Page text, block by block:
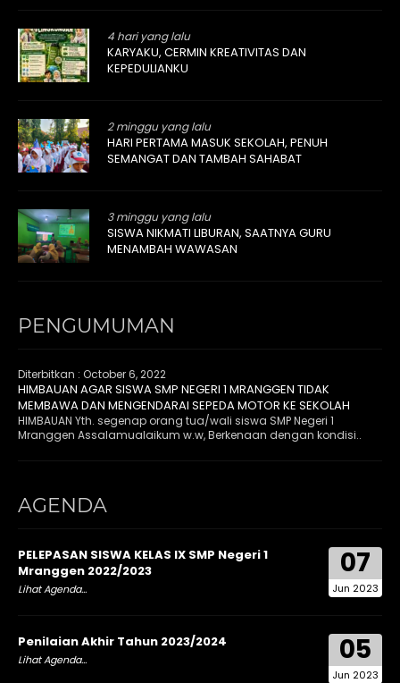
4 hari yang lalu
KARYAKU, CERMIN KREATIVITAS DAN
KEPEDULIANKU
2 minggu yang lalu
HARI PERTAMA MASUK SEKOLAH, PENUH
SEMANGAT DAN TAMBAH SAHABAT
3 minggu yang lalu
SISWA NIKMATI LIBURAN, SAATNYA GURU
MENAMBAH WAWASAN
PENGUMUMAN
Diterbitkan : October 6, 2022
HIMBAUAN AGAR SISWA SMP NEGERI 1 MRANGGEN TIDAK
MEMBAWA DAN MENGENDARAI SEPEDA MOTOR KE SEKOLAH
HIMBAUAN Yth. segenap orang tua/wali siswa SMP Negeri 1
Mranggen Assalamualaikum w.w, Berkenaan dengan kondisi..
AGENDA
07
Jun 2023
PELEPASAN SISWA KELAS IX SMP Negeri 1
Mranggen 2022/2023
Lihat Agenda...
05
Jun 2023
Penilaian Akhir Tahun 2023/2024
Lihat Agenda...